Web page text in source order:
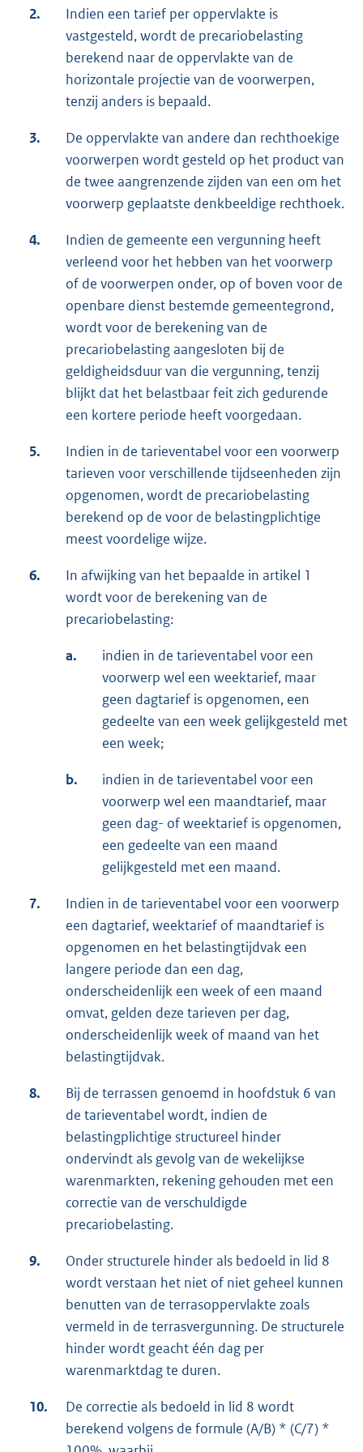
2.
Indien een tarief per oppervlakte is
vastgesteld, wordt de precariobelasting
berekend naar de oppervlakte van de
horizontale projectie van de voorwerpen,
tenzij anders is bepaald.
3.
De oppervlakte van andere dan rechthoekige
voorwerpen wordt gesteld op het product van
de twee aangrenzende zijden van een om het
voorwerp geplaatste denkbeeldige rechthoek.
4.
Indien de gemeente een vergunning heeft
verleend voor het hebben van het voorwerp
of de voorwerpen onder, op of boven voor de
openbare dienst bestemde gemeentegrond,
wordt voor de berekening van de
precariobelasting aangesloten bij de
geldigheidsduur van die vergunning, tenzij
blijkt dat het belastbaar feit zich gedurende
een kortere periode heeft voorgedaan.
5.
Indien in de tarieventabel voor een voorwerp
tarieven voor verschillende tijdseenheden zijn
opgenomen, wordt de precariobelasting
berekend op de voor de belastingplichtige
meest voordelige wijze.
6.
In afwijking van het bepaalde in artikel 1
wordt voor de berekening van de
precariobelasting:
a.
indien in de tarieventabel voor een
voorwerp wel een weektarief, maar
geen dagtarief is opgenomen, een
gedeelte van een week gelijkgesteld met
een week;
b.
indien in de tarieventabel voor een
voorwerp wel een maandtarief, maar
geen dag- of weektarief is opgenomen,
een gedeelte van een maand
gelijkgesteld met een maand.
7.
Indien in de tarieventabel voor een voorwerp
een dagtarief, weektarief of maandtarief is
opgenomen en het belastingtijdvak een
langere periode dan een dag,
onderscheidenlijk een week of een maand
omvat, gelden deze tarieven per dag,
onderscheidenlijk week of maand van het
belastingtijdvak.
8.
Bij de terrassen genoemd in hoofdstuk 6 van
de tarieventabel wordt, indien de
belastingplichtige structureel hinder
ondervindt als gevolg van de wekelijkse
warenmarkten, rekening gehouden met een
correctie van de verschuldigde
precariobelasting.
9.
Onder structurele hinder als bedoeld in lid 8
wordt verstaan het niet of niet geheel kunnen
benutten van de terrasoppervlakte zoals
vermeld in de terrasvergunning. De structurele
hinder wordt geacht één dag per
warenmarktdag te duren.
10.
De correctie als bedoeld in lid 8 wordt
berekend volgens de formule (A/B) * (C/7) *